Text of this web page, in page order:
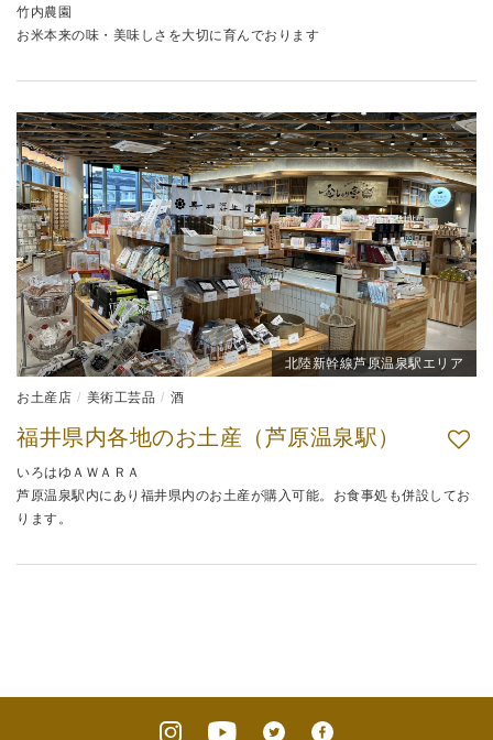
竹内農園
お米本来の味・美味しさを大切に育んでおります
北陸新幹線芦原温泉駅エリア
お土産店 美術工芸品 酒
福井県内各地のお土産（芦原温泉駅）
いろはゆＡＷＡＲＡ
芦原温泉駅内にあり福井県内のお土産が購入可能。お食事処も併設してお
ります。